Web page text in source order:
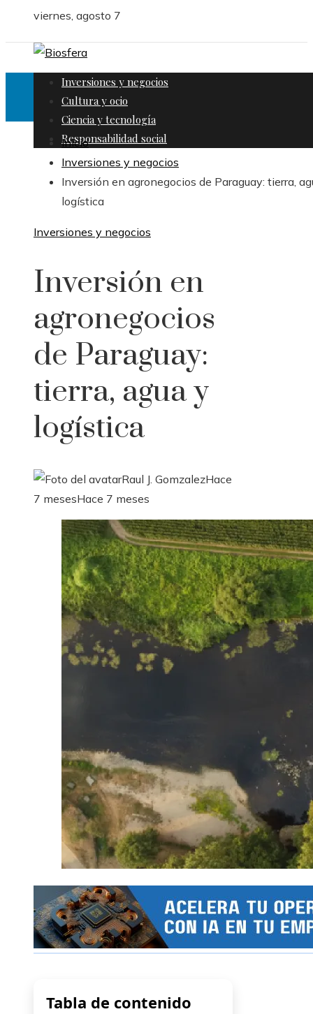
viernes, agosto 7
Inversiones y negocios
Cultura y ocio
Ciencia y tecnología
Responsabilidad social
Inicio
Inversiones y negocios
Inversión en agronegocios de Paraguay: tierra,
logística
Inversiones y negocios
Inversión en
agronegocios
de Paraguay:
tierra, agua y
logística
Raul J. GomzalezHace
7 mesesHace 7 meses
Tabla de contenido